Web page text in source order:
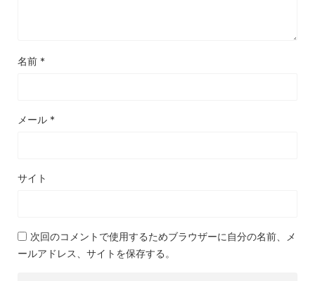
名前 *
メール *
サイト
次回のコメントで使用するためブラウザーに自分の名前、メ
ールアドレス、サイトを保存する。